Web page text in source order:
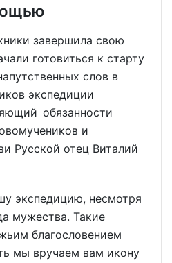
завершила свою
готовиться к старту
слов в
экспедиции
обязанности
и
Русской отец Виталий
экспедицию, несмотря
мужества. Такие
благословением
мы вручаем вам икону